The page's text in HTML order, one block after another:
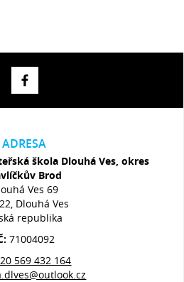
ADRESA
škola Dlouhá Ves, okres
Brod
Ves 69
Dlouhá Ves
republika
71004092
569 432 164